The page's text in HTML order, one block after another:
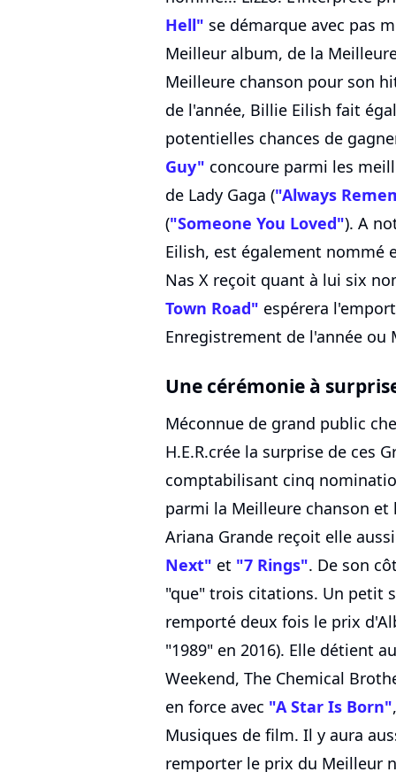
Hell" se démarque avec pas
Meilleur album, de la
Meilleure chanson pour son
de l'année, Billie Eilish fait
potentielles chances de
Guy" concoure parmi les
de Lady Gaga ("Always
("Someone You Loved"). A
Eilish, est également nommé
Nas X reçoit quant à lui six
Town Road" espérera
Enregistrement de l'année ou
Une cérémonie à
Méconnue de grand public
H.E.R.crée la surprise de ces
comptabilisant cinq
parmi la Meilleure chanson
Ariana Grande reçoit elle
Next" et "7 Rings". De son
"que" trois citations. Un petit
remporté deux fois le prix
"1989" en 2016). Elle détient
Weekend, The Chemical
en force avec "A Star Is Born"
Musiques de film. Il y aura
remporter le prix du Meilleur